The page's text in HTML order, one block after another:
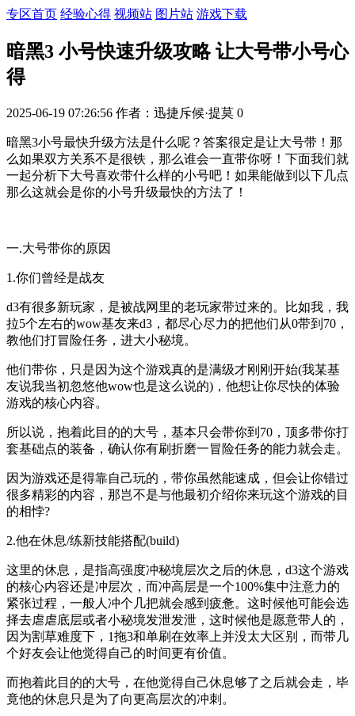
专区首页 经验心得 视频站 图片站 游戏下载
暗黑3 小号快速升级攻略 让大号带小号心
得
2025-06-19 07:26:56 作者：迅捷斥候·提莫 0
暗黑3小号最快升级方法是什么呢？答案很定是让大号带！那
么如果双方关系不是很铁，那么谁会一直带你呀！下面我们就
一起分析下大号喜欢带什么样的小号吧！如果能做到以下几点
那么这就会是你的小号升级最快的方法了！
一.大号带你的原因
1.你们曾经是战友
d3有很多新玩家，是被战网里的老玩家带过来的。比如我，我
拉5个左右的wow基友来d3，都尽心尽力的把他们从0带到70，
教他们打冒险任务，进大小秘境。
他们带你，只是因为这个游戏真的是满级才刚刚开始(我某基
友说我当初忽悠他wow也是这么说的)，他想让你尽快的体验
游戏的核心内容。
所以说，抱着此目的的大号，基本只会带你到70，顶多带你打
套基础点的装备，确认你有刷折磨一冒险任务的能力就会走。
因为游戏还是得靠自己玩的，带你虽然能速成，但会让你错过
很多精彩的内容，那岂不是与他最初介绍你来玩这个游戏的目
的相悖?
2.他在休息/练新技能搭配(build)
这里的休息，是指高强度冲秘境层次之后的休息，d3这个游戏
的核心内容还是冲层次，而冲高层是一个100%集中注意力的
紧张过程，一般人冲个几把就会感到疲惫。这时候他可能会选
择去虐虐底层或者小秘境发泄发泄，这时候他是愿意带人的，
因为割草难度下，1拖3和单刷在效率上并没太大区别，而带几
个好友会让他觉得自己的时间更有价值。
而抱着此目的的大号，在他觉得自己休息够了之后就会走，毕
竟他的休息只是为了向更高层次的冲刺。